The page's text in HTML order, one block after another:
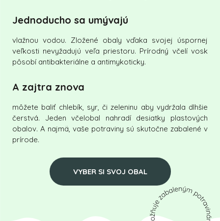
Jednoducho sa umývajú
vlažnou vodou. Zložené obaly vďaka svojej úspornej
veľkosti nevyžadujú veľa priestoru. Prírodný včelí vosk
pôsobí antibakteriálne a antimykoticky.
A zajtra znova
môžete baliť chlebík, syr, či zeleninu aby vydržala dlhšie
čerstvá. Jeden včelobal nahradí desiatky plastových
obalov. A najmä, vaše potraviny sú skutočne zabalené v
prírode.
VYBER SI SVOJ OBAL